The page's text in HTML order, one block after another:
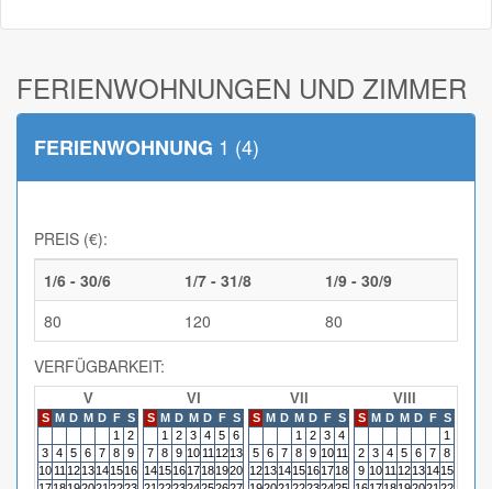
FERIENWOHNUNGEN UND ZIMMER
FERIENWOHNUNG 1 (4)
PREIS (€):
1/6 - 30/6
1/7 - 31/8
1/9 - 30/9
80
120 80
VERFÜGBARKEIT:
V
S M D M D F S
1
2
3 4 5 6 7 8 9
10 11 1213141516
VI
S M D M D F S
1
2 3 4 5 6
7 8 9 10 11 1213
14151617181920
VII
S M D M D F S
1
2 3 4
5 6 7 8 9 10 11
12131415161718
VIII
S M D M D F S
1
2 3 4 5 6 7 8
9 10 11 12131415